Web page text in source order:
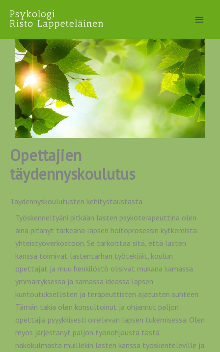
sisältöön
Opettajien
täydennyskoulutus
Täydennyskoulutusten kehitystaustasta
Työskenneltyäni pitkään lasten psykoterapeuttina olen
aina pitänyt tärkeänä lapsen hoitoprosessin kytkemistä
yhteistyöverkostoon. Se tarkoittaa sitä, että lasten
kanssa toimivat lastentarhan työtekijät, koulun
opettajat ja muu henkilöstö olisivat mukana samassa
ymmärryksessä ja samassa ideassa lapsen
kuntoutuksellisten ja terapeuttisten ajatusten suhteen.
Tämän takia olen konsultoinut ja ohjannut paljon
opettajia psyykkisesti oireilevan lapsen tukemisessa. Olen
myös järjestänyt paljon työnohjausta tästä
näkökulmasta muillekin lasten kanssa työskenteleville ja